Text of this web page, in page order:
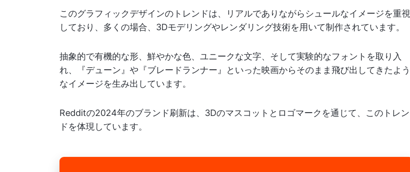
このグラフィックデザインのトレンドは、リアルでありながらシュールなイメージを重視
しており、多くの場合、3Dモデリングやレンダリング技術を用いて制作されています。
抽象的で有機的な形、鮮やかな色、ユニークな文字、そして実験的なフォントを取り入
れ、『デューン』や『ブレードランナー』といった映画からそのまま飛び出してきたよう
なイメージを生み出しています。
Redditの2024年のブランド刷新は、3Dのマスコットとロゴマークを通じて、このトレン
ドを体現しています。